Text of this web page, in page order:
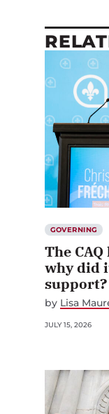
GOVERNING
The
why did
support?
by Lisa
JULY 15, 2026